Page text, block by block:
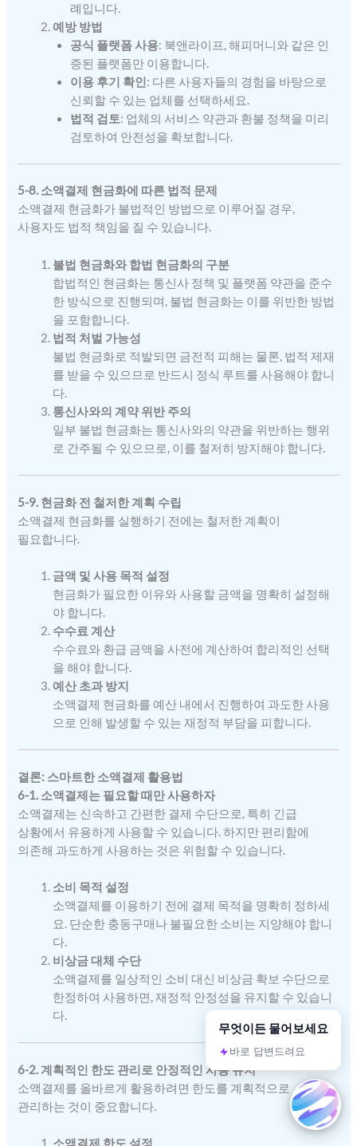
례입니다.
예방 방법
공식 플랫폼 사용: 북앤라이프, 해피머니와 같은 인
증된 플랫폼만 이용합니다.
이용 후기 확인 : 다른 사용자들의 경험을 바탕으로
신뢰할 수 있는 업체를 선택하세요.
법적 검토: 업체의 서비스 약관과 환불 정책을 미리
검토하여 안전성을 확보합니다.
5-8. 소액결제 현금화에 따른 법적 문제
소액결제 현금화가 불법적인 방법으로 이루어질 경우,
사용자도 법적 책임을 질 수 있습니다.
불법 현금화와 합법 현금화의 구분
합법적인 현금화는 통신사 정책 및 플랫폼 약관을 준수
한 방식으로 진행되며, 불법 현금화는 이를 위반한 방법
을 포함합니다.
법적 처벌 가능성
불법 현금화로 적발되면 금전적 피해는 물론, 법적 제재
를 받을 수 있으므로 반드시 정식 루트를 사용해야 합니
다.
통신사와의 계약 위반 주의
일부 불법 현금화는 통신사와의 약관을 위반하는 행위
로 간주될 수 있으므로, 이를 철저히 방지해야 합니다.
5-9. 현금화 전 철저한 계획 수립
소액결제 현금화를 실행하기 전에는 철저한 계획이
필요합니다.
금액 및 사용 목적 설정
현금화가 필요한 이유와 사용할 금액을 명확히 설정해
야 합니다.
수수료 계산
수수료와 환급 금액을 사전에 계산하여 합리적인 선택
을 해야 합니다.
예산 초과 방지
소액결제 현금화를 예산 내에서 진행하여 과도한 사용
으로 인해 발생할 수 있는 재정적 부담을 피합니다.
결론: 스마트한 소액결제 활용법
6-1. 소액결제는 필요할 때만 사용하자
소액결제는 신속하고 간편한 결제 수단으로, 특히 긴급
상황에서 유용하게 사용할 수 있습니다. 하지만 편리함에
의존해 과도하게 사용하는 것은 위험할 수 있습니다.
소비 목적 설정
소액결제를 이용하기 전에 결제 목적을 명확히 정하세
요. 단순한 충동구매나 불필요한 소비는 지양해야 합니
다.
비상금 대체 수단
소액결제를 일상적인 소비 대신 비상금 확보 수단으로
한정하여 사용하면, 재정적 안정성을 유지할 수 있습니
다.
6-2. 계획적인 한도 관리로 안정적인 사용 유지
소액결제를 올바르게 활용하려면 한도를 계획적으로
관리하는 것이 중요합니다.
소액결제 한도 설정
무엇이든 물어보세요
바로 답변드려요